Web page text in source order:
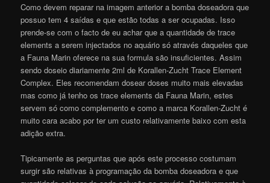
Como devem reparar na imagem anterior a bomba doseadora que
possuo tem 4 saídas e que estão todas a ser ocupadas. Isso
prende-se com o facto de eu achar que a quantidade de trace
elements a serem injectados no aquário só através daqueles que
a Fauna Marin oferece na sua formula são insuficientes. Assim
sendo doseio diariamente 2ml de Korallen-Zucht Trace Element
Complex. Eles recomendam dosear doses muito mais elevadas
mas como já tenho os trace elements da Fauna Marin, estes
servem só como complemento e como a marca Korallen-Zucht é
muito cara acabo por ter um custo relativamente baixo com esta
adição extra.
Tipicamente as perguntas que após este processo costumam
surgir são relativas à programação da bomba doseadora e que